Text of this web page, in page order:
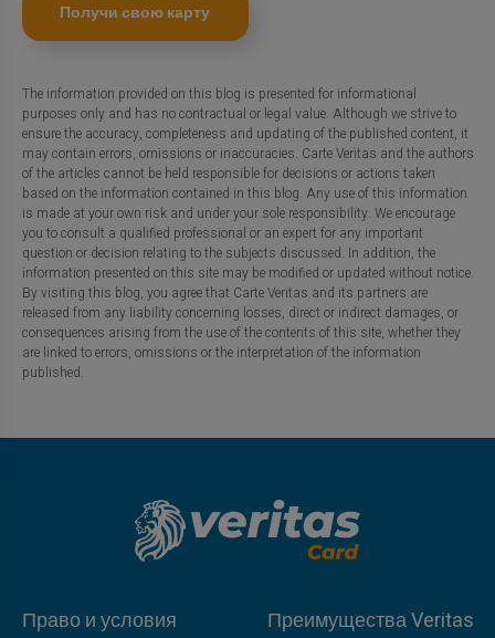
Получи свою карту
The information provided on this blog is presented for informational
purposes only and has no contractual or legal value. Although we strive to
ensure the accuracy, completeness and updating of the published content, it
may contain errors, omissions or inaccuracies. Carte Veritas and the authors
of the articles cannot be held responsible for decisions or actions taken
based on the information contained in this blog. Any use of this information
is made at your own risk and under your sole responsibility. We encourage
you to consult a qualified professional or an expert for any important
question or decision relating to the subjects discussed. In addition, the
information presented on this site may be modified or updated without notice.
By visiting this blog, you agree that Carte Veritas and its partners are
released from any liability concerning losses, direct or indirect damages, or
consequences arising from the use of the contents of this site, whether they
are linked to errors, omissions or the interpretation of the information
published.
Право и условия Преимущества Veritas